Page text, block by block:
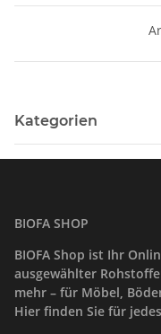
Kategorien
BIOFA SHOP
BIOFA Shop ist Ihr
ausgewählter
mehr – für Möbel,
Hier finden Sie für